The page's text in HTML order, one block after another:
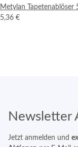
Metylan Tapetenablöser
5,36 €
Newsletter
Jetzt anmelden und